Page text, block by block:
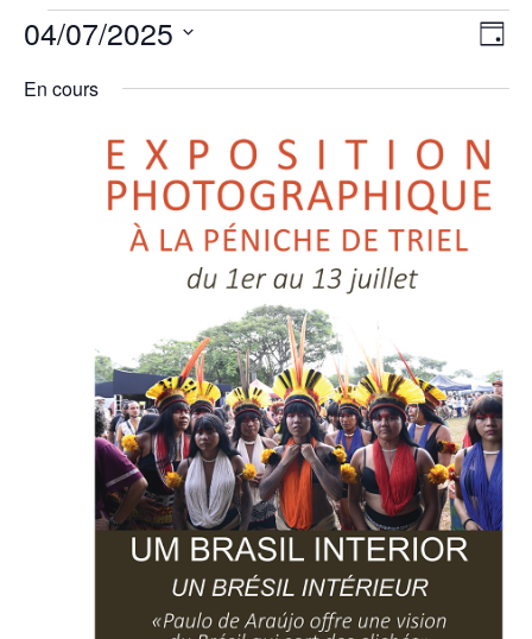
Évènements
4
juillet
par
de
Jour
04/07/2025
Sélectionnez
En cours